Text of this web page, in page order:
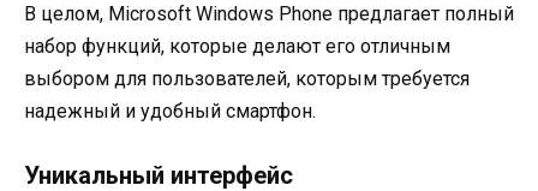
В целом, Microsoft Windows Phone предлагает полный
набор функций, которые делают его отличным
выбором для пользователей, которым требуется
надежный и удобный смартфон.
Уникальный интерфейс